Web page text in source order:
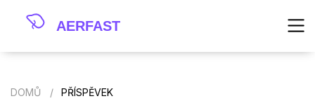
DOMŮ PŘÍSPĚVEK